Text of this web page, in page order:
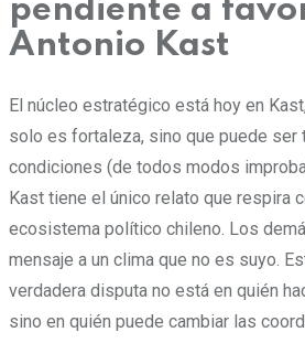
pendiente a
Antonio Kast
El núcleo estratégico está hoy en
solo es fortaleza, sino que puede ser
condiciones (de todos modos
Kast tiene el único relato que respira
ecosistema político chileno. Los
mensaje a un clima que no es suyo.
verdadera disputa no está en quién
sino en quién puede cambiar las